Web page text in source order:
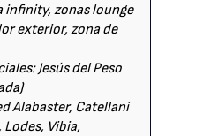
infinity, zonas lounge
exterior, zona de
Jesús del Peso
Alabaster, Catellani
Vibia,